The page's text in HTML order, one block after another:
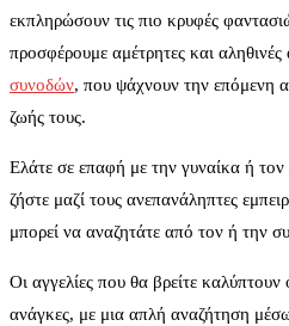
εκπληρώσουν τις πιο κρυφές
προσφέρουμε αμέτρητες και αληθινές
συνοδών, που ψάχνουν την επόμενη
ζωής τους.
Ελάτε σε επαφή με την γυναίκα ή
ζήστε μαζί τους ανεπανάληπτες
μπορεί να αναζητάτε από τον ή την
Οι αγγελίες που θα βρείτε καλύπτουν
ανάγκες, με μια απλή αναζήτηση